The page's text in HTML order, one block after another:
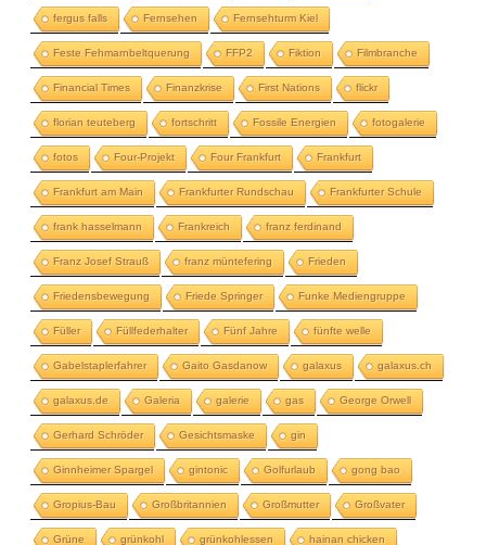
fergus falls Fernsehen Fernsehturm Kiel
Feste Fehmarnbeltquerung FFP2 Fiktion Filmbranche
Financial Times Finanzkrise First Nations flickr
florian teuteberg fortschritt Fossile Energien fotogalerie
fotos Four-Projekt Four Frankfurt Frankfurt
Frankfurt am Main Frankfurter Rundschau Frankfurter Schule
frank hasselmann Frankreich franz ferdinand
Franz Josef Strauß franz müntefering Frieden
Friedensbewegung Friede Springer Funke Mediengruppe
Füller Füllfederhalter Fünf Jahre fünfte welle
Gabelstaplerfahrer Gaito Gasdanow galaxus galaxus.ch
galaxus.de Galeria galerie gas George Orwell
Gerhard Schröder Gesichtsmaske gin
Ginnheimer Spargel gintonic Golfurlaub gong bao
Gropius-Bau Großbritannien Großmutter Großvater
Grüne grünkohl grünkohlessen hainan chicken